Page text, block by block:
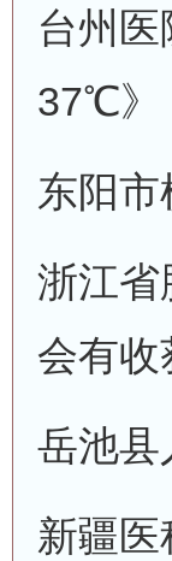
台州
37℃》
东阳
浙江省
会有收
岳池县
新疆